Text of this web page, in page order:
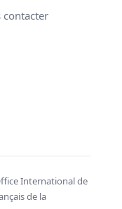
contacter
International de
de la